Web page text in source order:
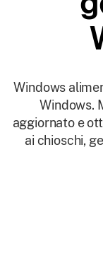
Windows
Windows.
aggiornato e
ai chioschi,